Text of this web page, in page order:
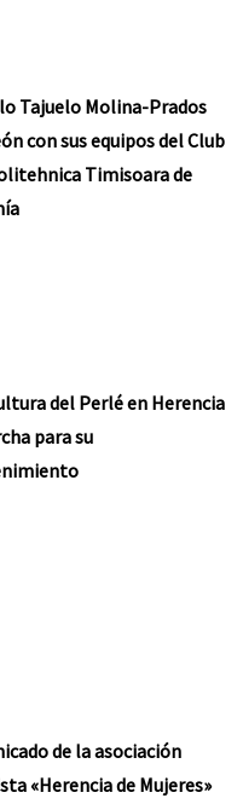
Tajuelo Molina-Prados
con sus equipos del Club
Timisoara de
del Perlé en Herencia
para su
de la asociación
«Herencia de Mujeres»